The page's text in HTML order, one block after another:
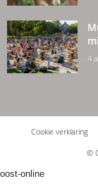
4
Cookie verklaring
©
oost-online